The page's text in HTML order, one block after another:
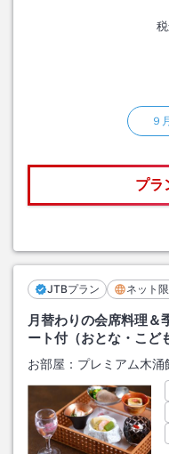
９
プラ
JTBプラン ネット
月替わりの会席料理＆
ート付（おとな・こど
お部屋： プレミアム木